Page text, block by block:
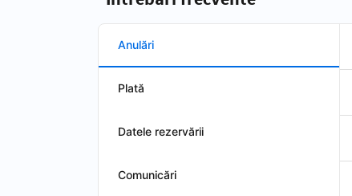
Anulări
Plată
Datele rezervării
Comunicări